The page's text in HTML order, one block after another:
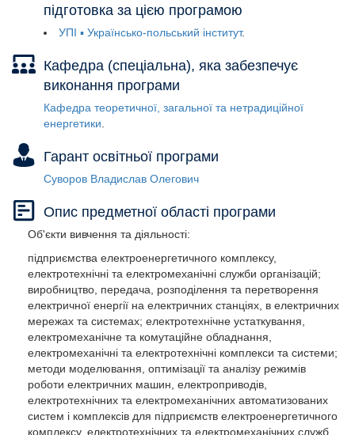
підготовка за цією програмою
УПІ ▪ Українсько-польський інститут
Кафедра (спеціальна), яка забезпечує
виконання програми
Кафедра теоретичної, загальної та нетрадиційної
енергетики
Гарант освітньої програми
Суворов Владислав Олегович
Опис предметної області програми
Об'єкти вивчення та діяльності:
підприємства електроенергетичного комплексу,
електротехнічні та електромеханічні служби організацій;
виробництво, передача, розподілення та перетворення
електричної енергії на електричних станціях, в електричних
мережах та системах; електротехнічне устаткування,
електромеханічне та комутаційне обладнання,
електромеханічні та електротехнічні комплекси та системи;
методи моделювання, оптимізації та аналізу режимів
роботи електричних машин, електроприводів,
електротехнічних та електромеханічних автоматизованих
систем і комплексів для підприємств електроенергетичного
комплексу, електротехнічних та електромеханічних служб